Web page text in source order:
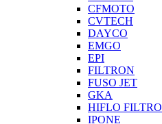
CFMOTO
CVTECH
DAYCO
EMGO
EPI
FILTRON
FUSO JET
GKA
HIFLO FILTRO
IPONE